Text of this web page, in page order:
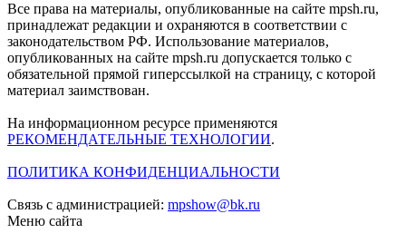
Все права на материалы, опубликованные на сайте mpsh.ru,
принадлежат редакции и охраняются в соответствии с
законодательством РФ. Использование материалов,
опубликованных на сайте mpsh.ru допускается только с
обязательной прямой гиперссылкой на страницу, с которой
материал заимствован.
На информационном ресурсе применяются
РЕКОМЕНДАТЕЛЬНЫЕ ТЕХНОЛОГИИ.
ПОЛИТИКА КОНФИДЕНЦИАЛЬНОСТИ
Связь с администрацией: mpshow@bk.ru
Меню сайта